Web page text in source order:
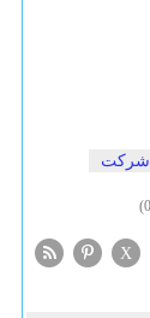
شركت
X